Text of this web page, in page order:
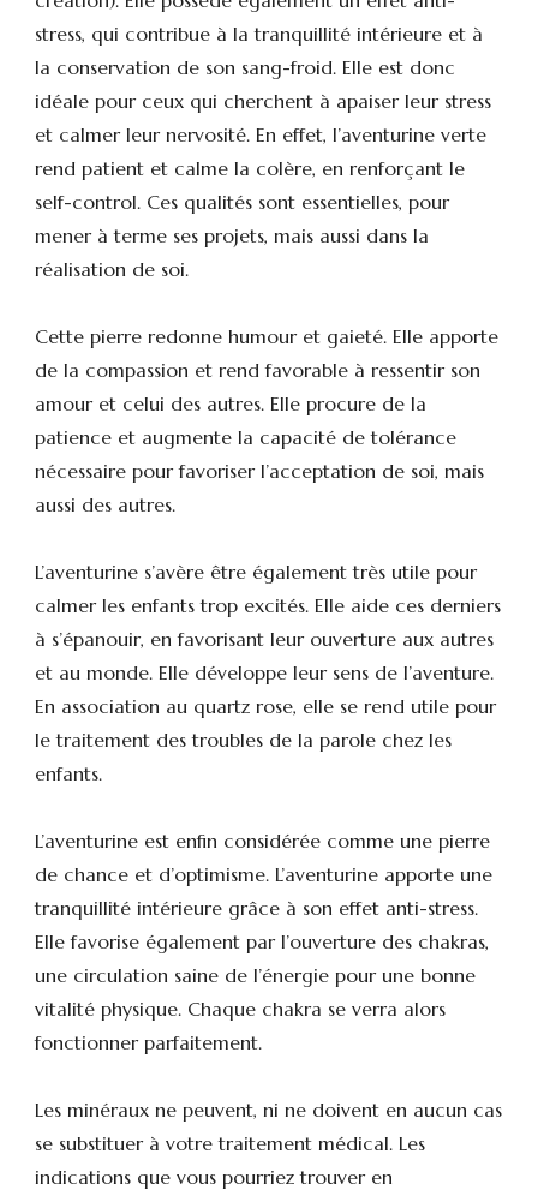
stress, qui contribue à la tranquillité intérieure et à
la conservation de son sang-froid. Elle est donc
idéale pour ceux qui cherchent à apaiser leur stress
et calmer leur nervosité. En effet, l’aventurine verte
rend patient et calme la colère, en renforçant le
self-control. Ces qualités sont essentielles, pour
mener à terme ses projets, mais aussi dans la
réalisation de soi.
Cette pierre redonne humour et gaieté. Elle apporte
de la compassion et rend favorable à ressentir son
amour et celui des autres. Elle procure de la
patience et augmente la capacité de tolérance
nécessaire pour favoriser l’acceptation de soi, mais
aussi des autres.
L’aventurine s’avère être également très utile pour
calmer les enfants trop excités. Elle aide ces derniers
à s’épanouir, en favorisant leur ouverture aux autres
et au monde. Elle développe leur sens de l’aventure.
En association au quartz rose, elle se rend utile pour
le traitement des troubles de la parole chez les
enfants.
L’aventurine est enfin considérée comme une pierre
de chance et d’optimisme. L’aventurine apporte une
tranquillité intérieure grâce à son effet anti-stress.
Elle favorise également par l’ouverture des chakras,
une circulation saine de l’énergie pour une bonne
vitalité physique. Chaque chakra se verra alors
fonctionner parfaitement.
Les minéraux ne peuvent, ni ne doivent en aucun cas
se substituer à votre traitement médical. Les
indications que vous pourriez trouver en